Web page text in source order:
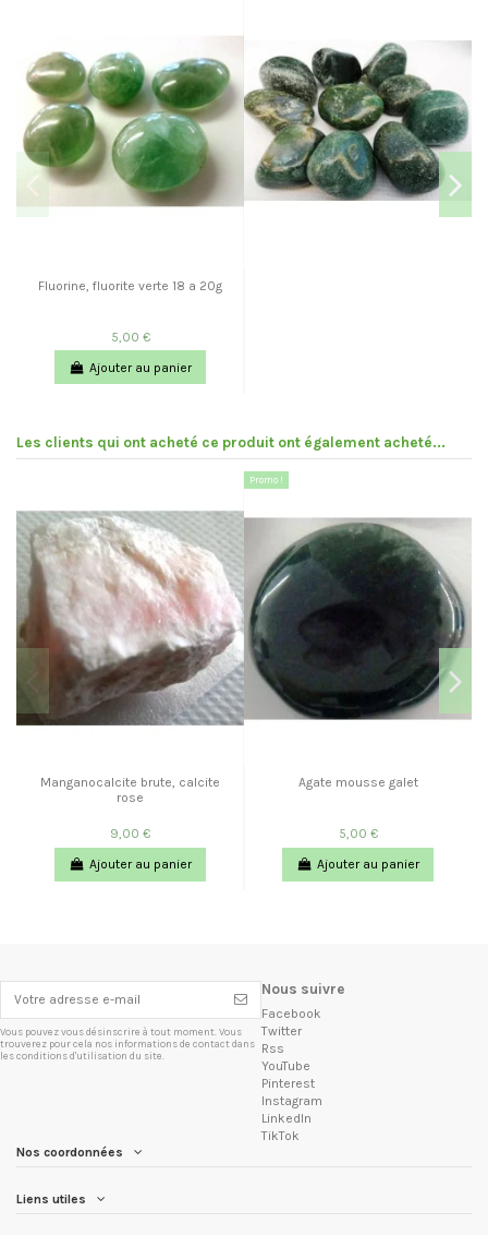
Fluorine, fluorite verte 18 a 20g
5,00 €
Ajouter au panier
Les clients qui ont acheté ce produit ont également acheté...
Manganocalcite brute, calcite
rose
9,00 €
Ajouter au panier
Promo !
Agate mousse galet
5,00 €
Ajouter au panier
Vous pouvez vous désinscrire à tout moment. Vous
trouverez pour cela nos informations de contact dans
les conditions d'utilisation du site.
Nous suivre
Facebook
Twitter
Rss
YouTube
Pinterest
Instagram
LinkedIn
TikTok
Nos coordonnées
Liens utiles